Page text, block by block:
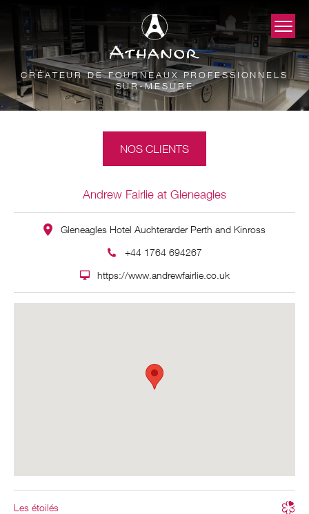
CRÉATEUR DE FOURNEAUX PROFESSIONNELS
SUR-MESURE
NOS CLIENTS
Andrew Fairlie at Gleneagles
Gleneagles Hotel Auchterarder Perth and Kinross
+44 1764 694267
https://www.andrewfairlie.co.uk
Les étoilés